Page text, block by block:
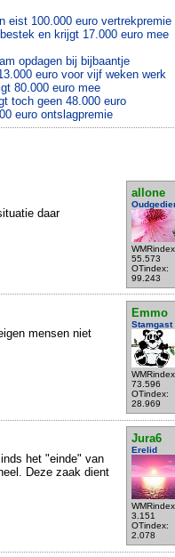
eist 100.000 euro vertrekpremie
en krijgt 17.000 euro mee
opdagen bij bijbaantje
euro voor vijf weken werk
80.000 euro mee
toch geen 48.000 euro
euro ontslagpremie
allone
55.573
OTindex:
99.243
daar
Emmo
Stamgast
73.596
OTindex:
28.969
mensen niet
Jura6
Erelid
3.151
OTindex:
2.078
het "einde" van
Deze zaak dient